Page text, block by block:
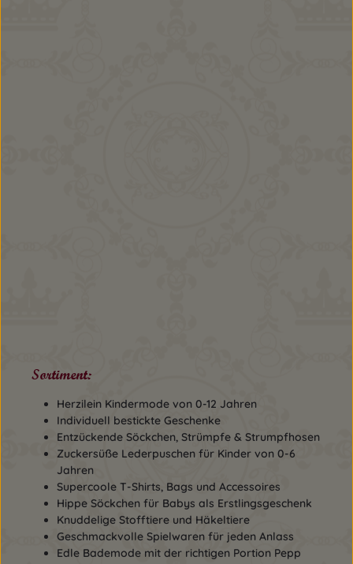
Sortiment:
Herzilein Kindermode von 0-12 Jahren
Individuell bestickte Geschenke
Entzückende Söckchen, Strümpfe & Strumpfhosen
Zuckersüße Lederpuschen für Kinder von 0-6
Jahren
Supercoole T-Shirts, Bags und Accessoires
Hippe Söckchen für Babys als Erstlingsgeschenk
Knuddelige Stofftiere und Häkeltiere
Geschmackvolle Spielwaren für jeden Anlass
Edle Bademode mit der richtigen Portion Pepp